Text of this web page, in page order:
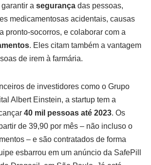
a segurança das pessoas,
medicamentosas acidentais, causas
pronto-socorros, e colaborar com a
. Eles citam também a vantagem
de irem à farmária.
de investidores como o Grupo
Albert Einstein, a startup tem a
40 mil pessoas até 2023. Os
de 39,90 por mês – não incluso o
– e são contratados de forma
esbarrou em um anúncio da SafePill